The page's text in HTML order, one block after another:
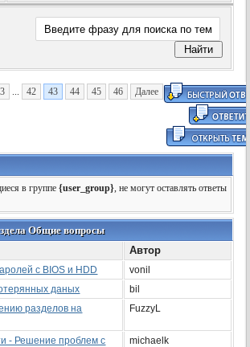
3 ... 42 43 44 45 46 Далее
в группе{user_group}, не могут оставлять ответы
Общие вопросы
Автор
с BIOS и HDD
vonil
даных
bil
разделов на
FuzzyL
- Решение проблем с
michaelk